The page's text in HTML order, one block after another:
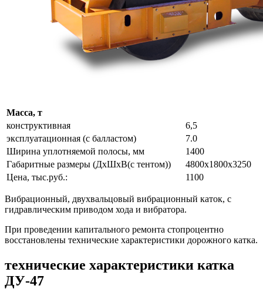
Масса, т
конструктивная
6,5
эксплуатационная (с балластом)
7.0
Ширина уплотняемой полосы, мм
1400
Габаритные размеры (ДxШxВ(с тентом))
4800x1800x3250
Цена, тыс.руб.:
1100
Вибрационный, двухвальцовый вибрационный каток, с
гидравлическим приводом хода и вибратора.
При проведении капитального ремонта стопроцентно
восстановлены технические характеристики дорожного катка.
технические характеристики катка
ДУ-47